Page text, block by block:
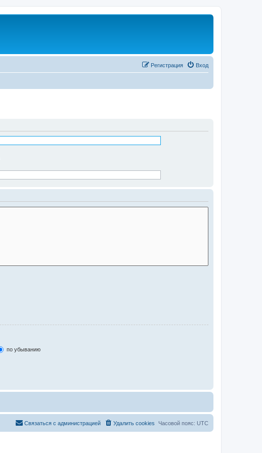
Вход
Регистрация
по убыванию
Часовой пояс: UTC
Удалить cookies
Связаться с администрацией